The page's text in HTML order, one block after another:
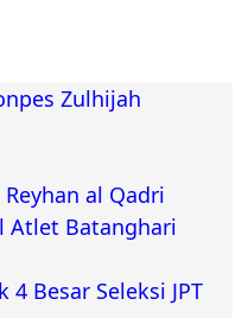
Zulhijah
al Qadri
Atlet Batanghari
Besar Seleksi JPT